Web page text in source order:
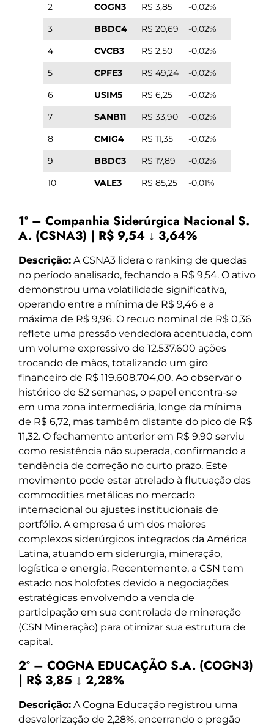
2 COGN3 R$ 3,85
-0,02%
3
BBDC4 R$ 20,69
-0,02%
4
CVCB3 R$ 2,50
-0,02%
5
CPFE3 R$ 49,24
-0,02%
6
USIM5 R$ 6,25
-0,02%
7
SANB11 R$ 33,90
-0,02%
8
CMIG4 R$ 11,35
-0,02%
9
BBDC3 R$ 17,89
-0,02%
10
VALE3 R$ 85,25 -0,01%
1º – Companhia Siderúrgica Nacional S.
A. (CSNA3) | R$ 9,54 ↓ 3,64%
Descrição: A CSNA3 lidera o ranking de quedas
no período analisado, fechando a R$ 9,54. O ativo
demonstrou uma volatilidade significativa,
operando entre a mínima de R$ 9,46 e a
máxima de R$ 9,96. O recuo nominal de R$ 0,36
reflete uma pressão vendedora acentuada, com
um volume expressivo de 12.537.600 ações
trocando de mãos, totalizando um giro
financeiro de R$ 119.608.704,00. Ao observar o
histórico de 52 semanas, o papel encontra-se
em uma zona intermediária, longe da mínima
de R$ 6,72, mas também distante do pico de R$
11,32. O fechamento anterior em R$ 9,90 serviu
como resistência não superada, confirmando a
tendência de correção no curto prazo. Este
movimento pode estar atrelado à flutuação das
commodities metálicas no mercado
internacional ou ajustes institucionais de
portfólio. A empresa é um dos maiores
complexos siderúrgicos integrados da América
Latina, atuando em siderurgia, mineração,
logística e energia. Recentemente, a CSN tem
estado nos holofotes devido a negociações
estratégicas envolvendo a venda de
participação em sua controlada de mineração
(CSN Mineração) para otimizar sua estrutura de
capital.
2º – COGNA EDUCAÇÃO S.A. (COGN3)
| R$ 3,85 ↓ 2,28%
Descrição: A Cogna Educação registrou uma
desvalorização de 2,28%, encerrando o pregão